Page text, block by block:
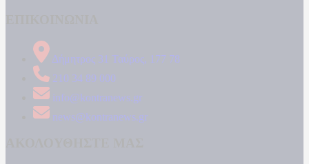
Δήμητρος 31 Ταύρος, 177 78
210 34 89 000
info@kontranews.gr
news@kontranews.gr